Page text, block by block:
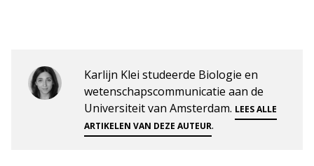
Karlijn Klei studeerde Biologie en
wetenschapscommunicatie aan de
Universiteit van Amsterdam. LEES ALLE
ARTIKELEN VAN DEZE AUTEUR.